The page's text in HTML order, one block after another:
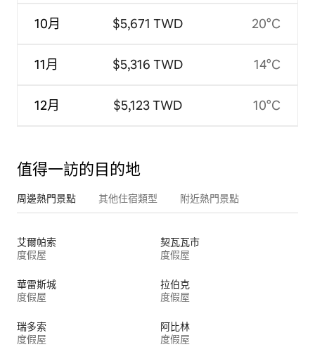
10月
11月
12月
$5,671 TWD
$5,316 TWD
$5,123 TWD
20°C
14°C
10°C
值得一訪的目的地
周邊熱門景點 其他住宿類型 附近熱門景點
艾爾帕索
度假屋
契瓦瓦市
度假屋
華雷斯城
度假屋
拉伯克
度假屋
瑞多索
度假屋
阿比林
度假屋